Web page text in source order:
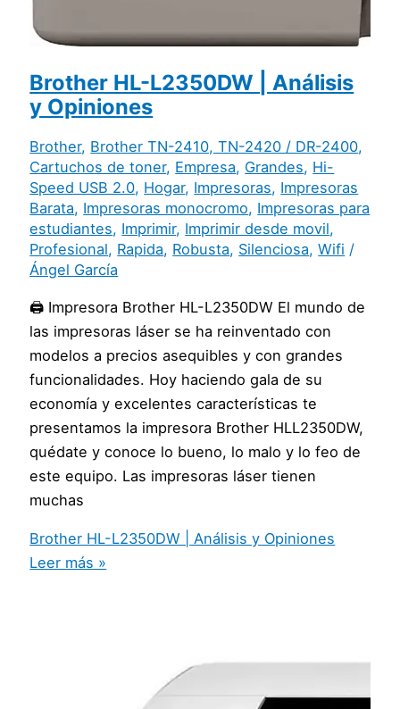
Brother HL-L2350DW | Análisis
y Opiniones
Brother, Brother TN-2410, TN-2420 / DR-2400,
Cartuchos de toner, Empresa, Grandes, Hi-
Speed USB 2.0, Hogar, Impresoras, Impresoras
Barata, Impresoras monocromo, Impresoras para
estudiantes, Imprimir, Imprimir desde movil,
Profesional, Rapida, Robusta, Silenciosa,Wifi /
Ángel García
🖨️ Impresora Brother HL-L2350DW El mundo de
las impresoras láser se ha reinventado con
modelos a precios asequibles y con grandes
funcionalidades. Hoy haciendo gala de su
economía y excelentes características te
presentamos la impresora Brother HLL2350DW,
quédate y conoce lo bueno, lo malo y lo feo de
este equipo. Las impresoras láser tienen
muchas
Brother HL-L2350DW | Análisis y Opiniones
Leer más »